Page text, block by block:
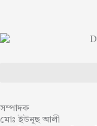
সম্পাদক
মোঃ ইউনুছ আলী